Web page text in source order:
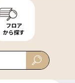
フロア
から探す